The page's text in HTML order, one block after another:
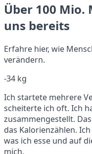
Über 100
uns bereits
Erfahre hier, wie
verändern.
-34 kg
Ich startete mehrere
scheiterte ich oft. Ich
zusammengestellt.
das Kalorienzählen.
was ich esse und auf
mich.